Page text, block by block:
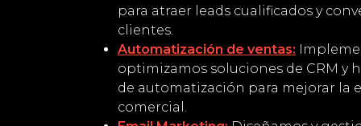
para atraer leads cualificados y
clientes.
Automatización de ventas:
optimizamos soluciones de CRM y
de automatización para mejorar la
comercial.